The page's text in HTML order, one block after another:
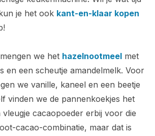
je het ook kant-en-klaar kopen
we het hazelnootmeelmet
en een scheutje amandelmelk. Voor
we vanille, kaneel en een beetje
vinden we de pannenkoekjes het
vleugje cacaopoeder erbij voor die
cacao-combinatie, maar dat is